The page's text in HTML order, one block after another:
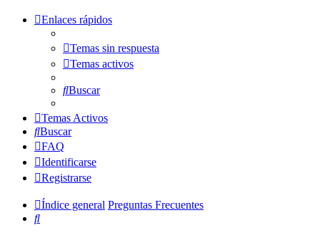
Enlaces rápidos
Temas sin respuesta
Temas activos
Buscar
Temas Activos
Buscar
FAQ
Identificarse
Registrarse
Índice general Preguntas Frecuentes
Buscar